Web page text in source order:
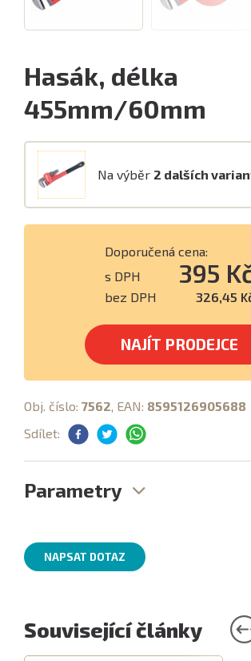
Hasák, délka
455mm/60mm
Na výběr 2 dalších
Doporučená cena:
s DPH
395
bez DPH 326,45
NAJÍT PRODEJCE
Obj. číslo: 7562, EAN: 8595126905688
Sdílet:
Parametry
NAPSAT DOTAZ
Související články